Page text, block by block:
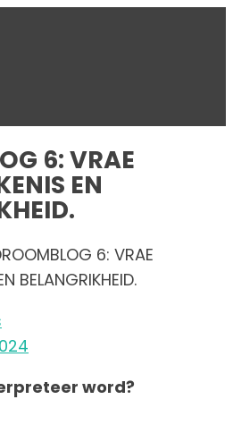
6: VRAE
EN
6: VRAE
BELANGRIKHEID.
word?